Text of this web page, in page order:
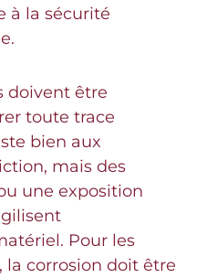
à la sécurité
doivent être
toute trace
bien aux
mais des
une exposition
Pour les
corrosion doit être